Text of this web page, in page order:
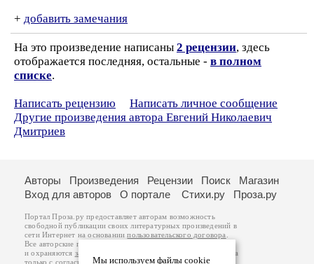
+ добавить замечания
На это произведение написаны 2 рецензии, здесь
отображается последняя, остальные - в полном
списке.
Написать рецензию
Написать личное сообщение
Другие произведения автора Евгений Николаевич
Дмитриев
Мы используем файлы cookie
Авторы Произведения Рецензии Поиск
Магазин
Вход для авторов
О портале Стихи.ру Проза.ру
Портал Проза.ру предоставляет авторам возможность
свободной публикации своих литературных произведений в
сети Интернет на основаниипользовательского договора
Все авторские права на произведения принадлежат авторам
и охраняются законом
. Перепечатка произведений возможна
только с согласия его автора, к которому вы можете